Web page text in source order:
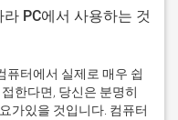
PC에서 사용하는 것
퓨터에서 실제로 매우 쉽
한다면, 당신은 분명히
가있을 것입니다. 컴퓨터